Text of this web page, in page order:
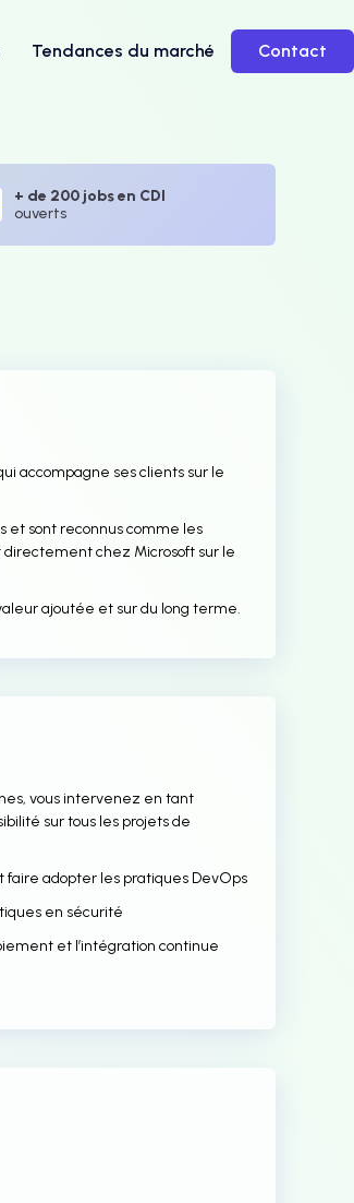
Tendances du marché Contact
+ de 200 jobs en CDI
ouverts
accompagne ses clients sur le
et sont reconnus comme les
directement chez Microsoft sur le
ajoutée et sur du long terme.
vous intervenez en tant
sur tous les projets de
faire adopter les pratiques DevOps
en sécurité
et l’intégration continue